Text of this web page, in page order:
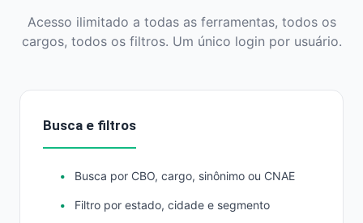
Acesso ilimitado a todas as ferramentas, todos os
cargos, todos os filtros. Um único login por usuário.
Busca e filtros
Busca por CBO, cargo, sinônimo ou CNAE
Filtro por estado, cidade e segmento